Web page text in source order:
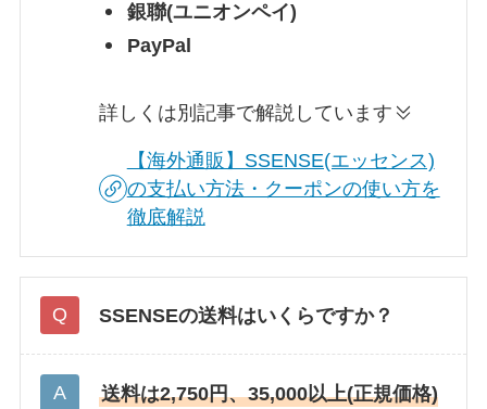
銀聯(ユニオンペイ)
PayPal
詳しくは別記事で解説しています
【海外通販】SSENSE(エッセンス)
の支払い方法・クーポンの使い方を
徹底解説
SSENSEの送料はいくらですか？
送料は2,750円、35,000以上(正規価格)